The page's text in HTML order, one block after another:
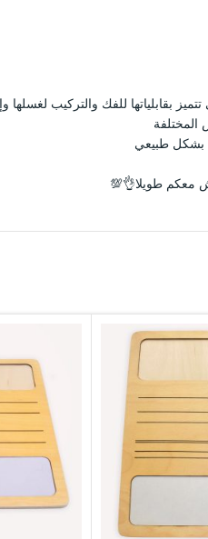
المختلفة
بشكل طبيعي
معكم طويلا👌💯